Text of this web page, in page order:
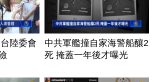
陸委會
中共軍艦撞自家海警船釀2
死 掩蓋一年後才曝光